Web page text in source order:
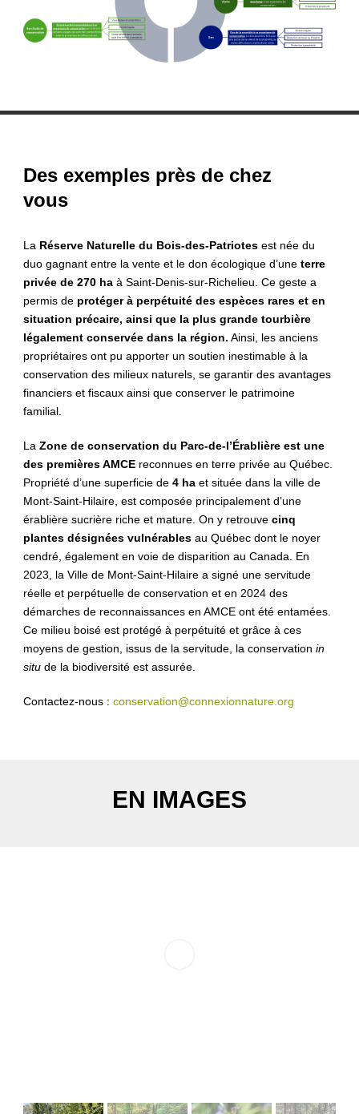
Des exemples près de chez
vous
La Réserve Naturelle du Bois-des-Patriotes est née du
duo gagnant entre la vente et le don écologique d’une terre
privée de 270 ha à Saint-Denis-sur-Richelieu. Ce geste a
permis de protéger à perpétuité des espèces rares et en
situation précaire, ainsi que la plus grande tourbière
légalement conservée dans la région. Ainsi, les anciens
propriétaires ont pu apporter un soutien inestimable à la
conservation des milieux naturels, se garantir des avantages
financiers et fiscaux ainsi que conserver le patrimoine
familial.
La Zone de conservation du Parc-de-l’Érablière est une
des premières AMCE reconnues en terre privée au Québec.
Propriété d’une superficie de 4 ha et située dans la ville de
Mont-Saint-Hilaire, est composée principalement d’une
érablière sucrière riche et mature. On y retrouve cinq
plantes désignées vulnérables au Québec dont le noyer
cendré, également en voie de disparition au Canada. En
2023, la Ville de Mont-Saint-Hilaire a signé une servitude
réelle et perpétuelle de conservation et en 2024 des
démarches de reconnaissances en AMCE ont été entamées.
Ce milieu boisé est protégé à perpétuité et grâce à ces
moyens de gestion, issus de la servitude, la conservation in
situ de la biodiversité est assurée.
Contactez-nous : conservation@connexionnature.org
EN IMAGES